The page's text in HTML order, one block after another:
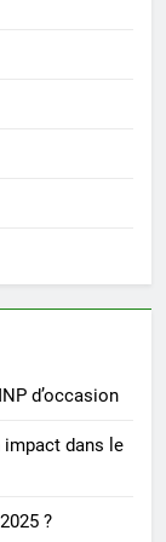
d’occasion
dans le
?